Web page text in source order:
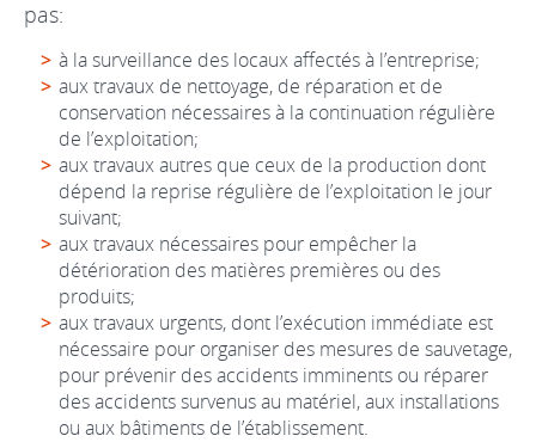
pas:
à la surveillance des locaux affectés à l’entreprise;
aux travaux de nettoyage, de réparation et de
conservation nécessaires à la continuation régulière
de l’exploitation;
aux travaux autres que ceux de la production dont
dépend la reprise régulière de l’exploitation le jour
suivant;
aux travaux nécessaires pour empêcher la
détérioration des matières premières ou des
produits;
aux travaux urgents, dont l’exécution immédiate est
nécessaire pour organiser des mesures de sauvetage,
pour prévenir des accidents imminents ou réparer
des accidents survenus au matériel, aux installations
ou aux bâtiments de l’établissement.